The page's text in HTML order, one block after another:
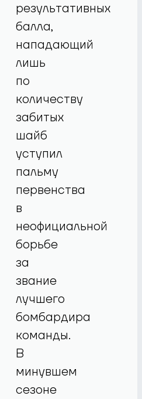
результативных
балла,
нападающий
лишь
по
количеству
забитых
шайб
уступил
пальму
первенства
в
неофициальной
борьбе
за
звание
лучшего
бомбардира
команды.
В
минувшем
сезоне